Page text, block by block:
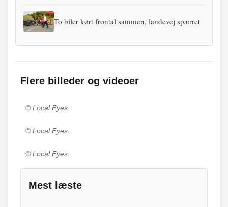
To biler kørt frontal sammen, landevej spærret
Flere billeder og videoer
© Local Eyes.
© Local Eyes.
© Local Eyes.
Mest læste